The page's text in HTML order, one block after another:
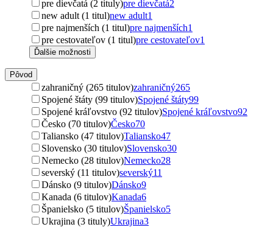
pre dievčatá (2 tituly)pre dievčatá2
new adult (1 titul)new adult1
pre najmenších (1 titul)pre najmenších1
pre cestovateľov (1 titul)pre cestovateľov1
Ďalšie možnosti
Pôvod
zahraničný (265 titulov)zahraničný265
Spojené štáty (99 titulov)Spojené štáty99
Spojené kráľovstvo (92 titulov)Spojené kráľovstvo92
Česko (70 titulov)Česko70
Taliansko (47 titulov)Taliansko47
Slovensko (30 titulov)Slovensko30
Nemecko (28 titulov)Nemecko28
severský (11 titulov)severský11
Dánsko (9 titulov)Dánsko9
Kanada (6 titulov)Kanada6
Španielsko (5 titulov)Španielsko5
Ukrajina (3 tituly)Ukrajina3